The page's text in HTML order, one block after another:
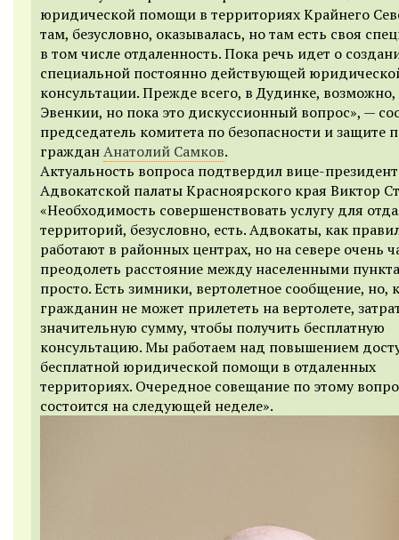
юридической помощи в территориях Крайнего
там, безусловно, оказывалась, но там есть своя
в том числе отдаленность. Пока речь идет о
специальной постоянно действующей
консультации. Прежде всего, в Дудинке, возможно,
Эвенкии, но пока это дискуссионный вопрос», —
председатель комитета по безопасности и защите
гражданАнатолий Самков.
Актуальность вопроса подтвердил вице-президент
Адвокатской палаты Красноярского края Виктор
«Необходимость совершенствовать услугу для
территорий, безусловно, есть. Адвокаты, как
работают в районных центрах, но на севере очень
преодолеть расстояние между населенными
просто. Есть зимники, вертолетное сообщение, но,
гражданин не может прилететь на вертолете,
значительную сумму, чтобы получить бесплатную
консультацию. Мы работаем над повышением
бесплатной юридической помощи в отдаленных
территориях. Очередное совещание по этому
состоится на следующей неделе».